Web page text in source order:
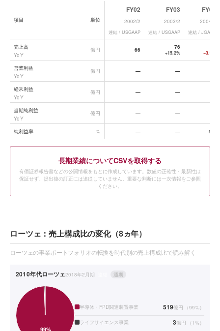
ローツェ
項目 単位
FY02
2002/2
連結 / USGAAP
FY03
2003/2
連結 / USGAAP
FY04
2004/2
連結 / JGAAP
売上高
YoY
億円 66 76
+15.2% −3.9%
営業利益
YoY
億円 — —
経常利益
YoY
億円 — —
当期純利益
YoY
億円 — —
純利益率 % — — 5.5
長期業績についてCSVを取得する
有価証券報告書などの公開情報をもとに作成しています。数値の正確性・最新性は
保証せず、提出後の訂正には追従していません。重要な判断には一次情報をご参照
ください。
ローツェ：売上構成比の変化（8ヵ年）
ローツェの事業ポートフォリオの転換を時代別の売上構成比で読み解く
2010年代ローツェ2018年2月期 通期
半導体・FPD関連装置事業 519億円 （99%）
ライフサイエンス事業 3億円 （ 1%）